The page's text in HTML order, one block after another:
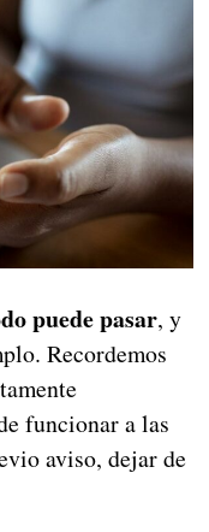
puede pasar, y
Recordemos
funcionar a las
aviso, dejar de